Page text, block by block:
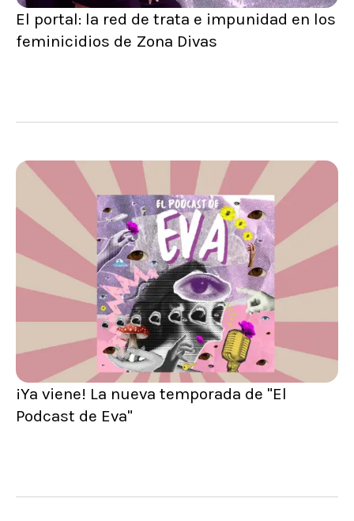
El portal: la red de trata e impunidad en los
feminicidios de Zona Divas
¡Ya viene! La nueva temporada de "El
Podcast de Eva"